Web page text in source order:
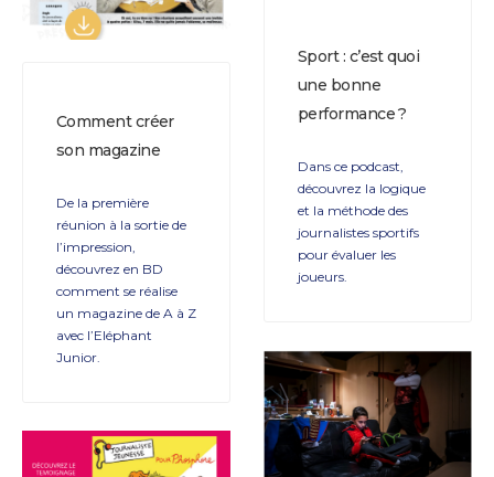
Comment créer
son magazine
De la première
réunion à la sortie de
l’impression,
découvrez en BD
comment se réalise
un magazine de A à Z
avec l’Eléphant
Junior.
Sport : c’est quoi
une bonne
performance ?
Dans ce podcast,
découvrez la logique
et la méthode des
journalistes sportifs
pour évaluer les
joueurs.